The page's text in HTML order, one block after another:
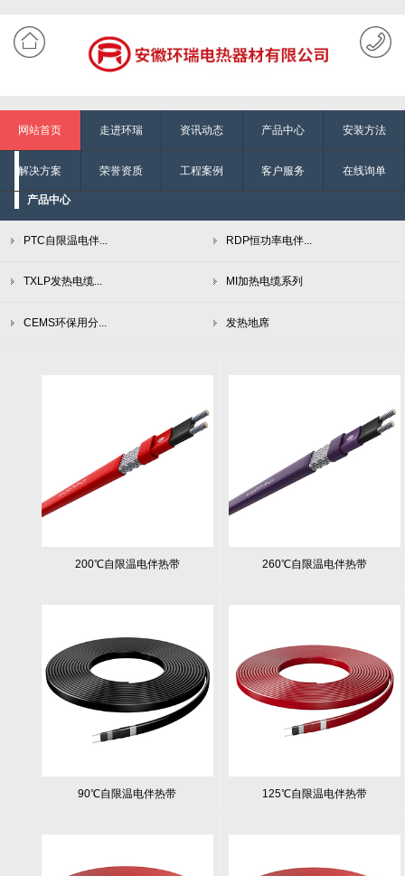
网站首页 走进环瑞 资讯动态 产品中心 安装方法
解决方案 荣誉资质 工程案例 客户服务 在线询单
产品中心
PTC自限温电伴... RDP恒功率电伴...
TXLP发热电缆... MI加热电缆系列
CEMS环保用分... 发热地席
200℃自限温电伴热带 260℃自限温电伴热带
90℃自限温电伴热带 125℃自限温电伴热带